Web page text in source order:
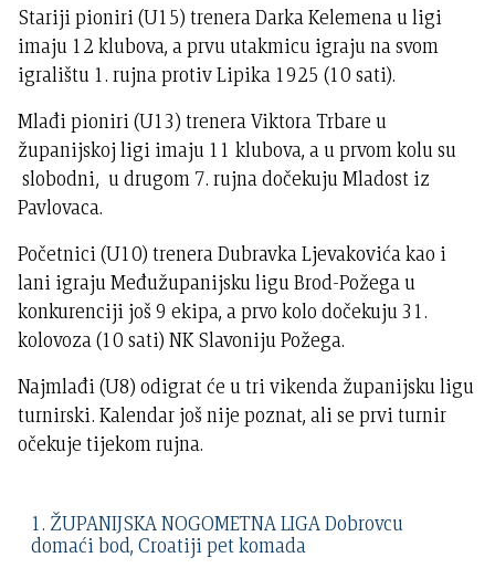
Stariji pioniri (U15) trenera Darka Kelemena u ligi
imaju 12 klubova, a prvu utakmicu igraju na svom
igralištu 1. rujna protiv Lipika 1925 (10 sati).
Mlađi pioniri (U13) trenera Viktora Trbare u
županijskoj ligi imaju 11 klubova, a u prvom kolu su
slobodni, u drugom 7. rujna dočekuju Mladost iz
Pavlovaca.
Početnici (U10) trenera Dubravka Ljevakovića kao i
lani igraju Međužupanijsku ligu Brod-Požega u
konkurenciji još 9 ekipa, a prvo kolo dočekuju 31.
kolovoza (10 sati) NK Slavoniju Požega.
Najmlađi (U8) odigrat će u tri vikenda županijsku ligu
turnirski. Kalendar još nije poznat, ali se prvi turnir
očekuje tijekom rujna.
1. ŽUPANIJSKA NOGOMETNA LIGA Dobrovcu
domaći bod, Croatiji pet komada